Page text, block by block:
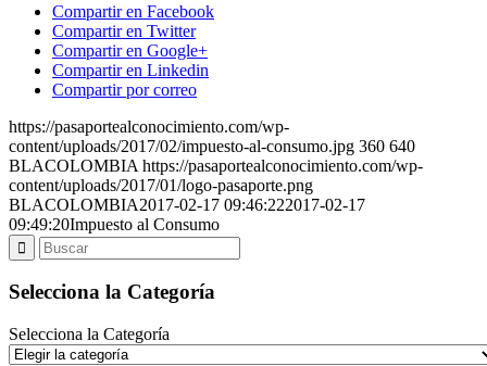
Compartir en Facebook
Compartir en Twitter
Compartir en Google+
Compartir en Linkedin
Compartir por correo
https://pasaportealconocimiento.com/wp-
content/uploads/2017/02/impuesto-al-consumo.jpg 360 640
BLACOLOMBIA https://pasaportealconocimiento.com/wp-
content/uploads/2017/01/logo-pasaporte.png
BLACOLOMBIA2017-02-17 09:46:222017-02-17
09:49:20Impuesto al Consumo
Selecciona la Categoría
Selecciona la Categoría